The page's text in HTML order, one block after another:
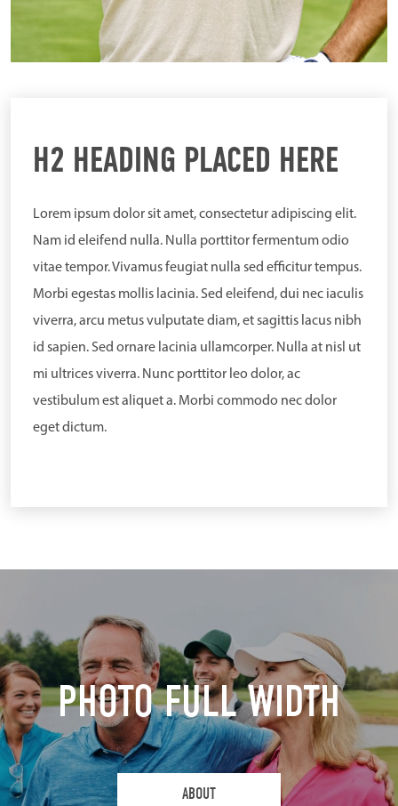
H2 HEADING PLACED HERE
Lorem ipsum dolor sit amet, consectetur adipiscing elit.
Nam id eleifend nulla. Nulla porttitor fermentum odio
vitae tempor. Vivamus feugiat nulla sed efficitur tempus.
Morbi egestas mollis lacinia. Sed eleifend, dui nec iaculis
viverra, arcu metus vulputate diam, et sagittis lacus nibh
id sapien. Sed ornare lacinia ullamcorper. Nulla at nisl ut
mi ultrices viverra. Nunc porttitor leo dolor, ac
vestibulum est aliquet a. Morbi commodo nec dolor
eget dictum.
PHOTO FULL WIDTH
ABOUT